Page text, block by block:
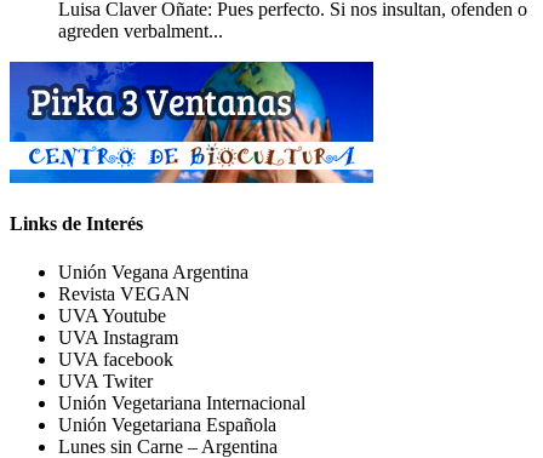
Luisa Claver Oñate: Pues perfecto. Si nos insultan, ofenden o
agreden verbalment...
Links de Interés
Unión Vegana Argentina
Revista VEGAN
UVA Youtube
UVA Instagram
UVA facebook
UVA Twiter
Unión Vegetariana Internacional
Unión Vegetariana Española
Lunes sin Carne – Argentina